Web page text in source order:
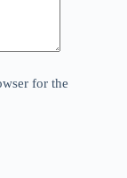
for the